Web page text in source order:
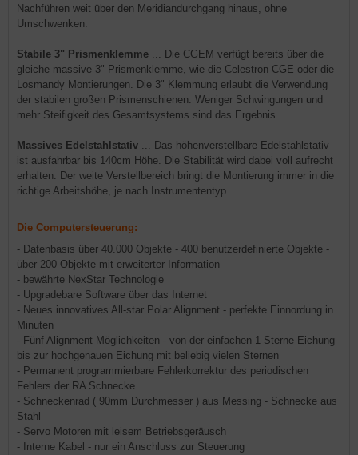
Nachführen weit über den Meridiandurchgang hinaus, ohne
Umschwenken.
Stabile 3" Prismenklemme ... Die CGEM verfügt bereits über die
gleiche massive 3" Prismenklemme, wie die Celestron CGE oder die
Losmandy Montierungen. Die 3" Klemmung erlaubt die Verwendung
der stabilen großen Prismenschienen. Weniger Schwingungen und
mehr Steifigkeit des Gesamtsystems sind das Ergebnis.
Massives Edelstahlstativ ... Das höhenverstellbare Edelstahlstativ
ist ausfahrbar bis 140cm Höhe. Die Stabilität wird dabei voll aufrecht
erhalten. Der weite Verstellbereich bringt die Montierung immer in die
richtige Arbeitshöhe, je nach Instrumententyp.
Die Computersteuerung:
- Datenbasis über 40.000 Objekte - 400 benutzerdefinierte Objekte -
über 200 Objekte mit erweiterter Information
- bewährte NexStar Technologie
- Upgradebare Software über das Internet
- Neues innovatives All-star Polar Alignment - perfekte Einnordung in
Minuten
- Fünf Alignment Möglichkeiten - von der einfachen 1 Sterne Eichung
bis zur hochgenauen Eichung mit beliebig vielen Sternen
- Permanent programmierbare Fehlerkorrektur des periodischen
Fehlers der RA Schnecke
- Schneckenrad ( 90mm Durchmesser ) aus Messing - Schnecke aus
Stahl
- Servo Motoren mit leisem Betriebsgeräusch
- Interne Kabel - nur ein Anschluss zur Steuerung